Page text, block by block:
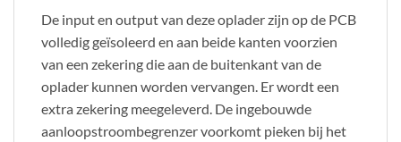
De input en output van deze oplader zijn op de PCB
volledig geïsoleerd en aan beide kanten voorzien
van een zekering die aan de buitenkant van de
oplader kunnen worden vervangen. Er wordt een
extra zekering meegeleverd. De ingebouwde
aanloopstroombegrenzer voorkomt pieken bij het